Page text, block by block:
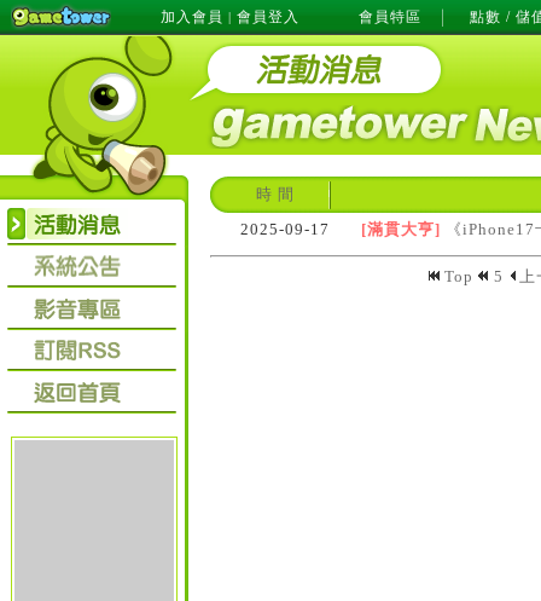
加入會員 | 會員登入 會員特區 點數 / 儲
時 間
2025-09-17
[滿貫大亨] 《
Top 5 上